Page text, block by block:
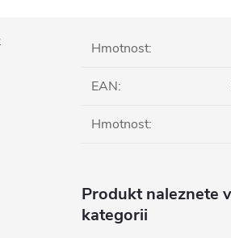
Hmotnost:
EAN:
Hmotnost:
Produkt naleznete
kategorii